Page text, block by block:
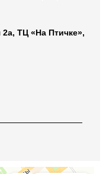
ТЦ «На Птичке»,